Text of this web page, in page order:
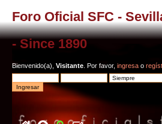
Foro Oficial SFC -
- Since 1890
Bienvenido(a), Visitante . Por favor, ingresa o